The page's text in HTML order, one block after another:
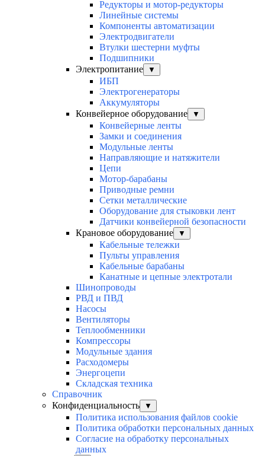
Редукторы и мотор-редукторы
Линейные системы
Компоненты автоматизации
Электродвигатели
Втулки шестерни муфты
Подшипники
Электропитание
▼
ИБП
Электрогенераторы
Аккумуляторы
Конвейерное оборудование
▼
Конвейерные ленты
Замки и соединения
Модульные ленты
Направляющие и натяжители
Цепи
Мотор-барабаны
Приводные ремни
Сетки металлические
Оборудование для стыковки лент
Датчики конвейерной безопасности
Крановое оборудование
▼
Кабельные тележки
Пульты управления
Кабельные барабаны
Канатные и цепные электротали
Шинопроводы
РВД и ПВД
Насосы
Вентиляторы
Теплообменники
Компрессоры
Модульные здания
Расходомеры
Энергоцепи
Складская техника
Справочник
Конфиденциальность
▼
Политика использования файлов cookie
Политика обработки персональных данных
Согласие на обработку персональных
данных